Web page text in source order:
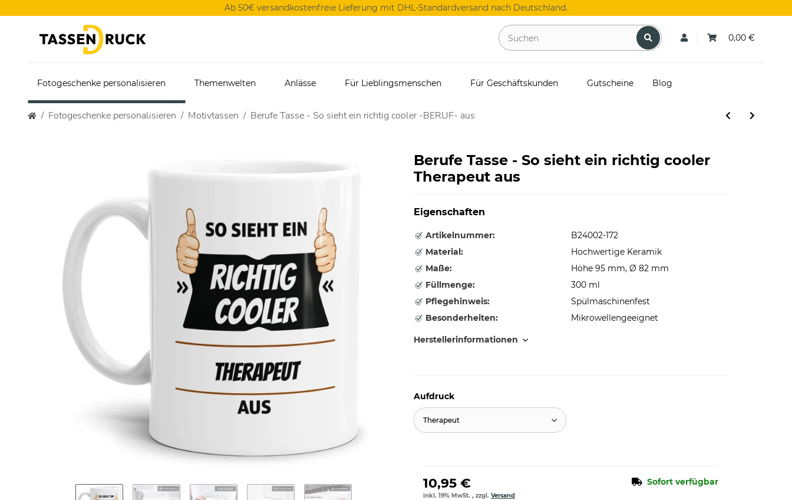
Ab 50€ versandkostenfreie Lieferung mit DHL-Standardversand nach Deutschland.
0,00 €
Fotogeschenke personalisieren Themenwelten Anlässe Für Lieblingsmenschen Für Geschäftskunden Gutscheine Blog
Fotogeschenke personalisieren Motivtassen Berufe Tasse - So sieht ein richtig cooler -BERUF- aus
Berufe Tasse - So sieht ein richtig cooler
Therapeut aus
Eigenschaften
Artikelnummer:
B24002-172
Material:
Hochwertige Keramik
Maße:
Höhe 95 mm, Ø 82 mm
Füllmenge:
300 ml
Pflegehinweis:
Spülmaschinenfest
Besonderheiten:
Mikrowellengeeignet
Herstellerinformationen
Aufdruck
Therapeut
10,95 € Sofort verfügbar
inkl. 19% MwSt. , zzgl. Versand